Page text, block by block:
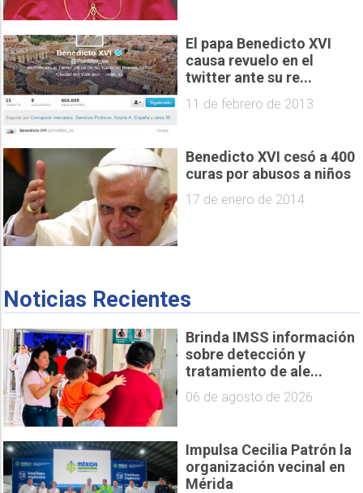
El papa Benedicto XVI
causa revuelo en el
twitter ante su re...
11 de febrero de 2013
Benedicto XVI cesó a 400
curas por abusos a niños
17 de enero de 2014
Noticias Recientes
Brinda IMSS información
sobre detección y
tratamiento de ale...
06 de agosto de 2026
Impulsa Cecilia Patrón la
organización vecinal en
Mérida